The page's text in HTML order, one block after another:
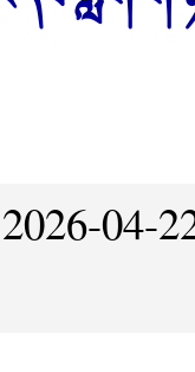
2026-04-